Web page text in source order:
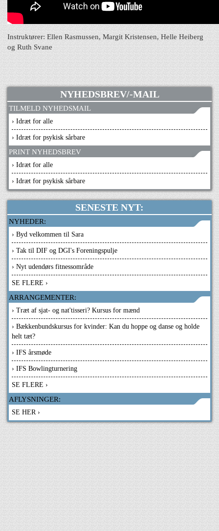
Instruktører: Ellen Rasmussen, Margit Kristensen, Helle Heiberg
og Ruth Svane
NYHEDSBREV/-MAIL
TILMELD NYHEDSMAIL
› Idræt for alle
› Idræt for psykisk sårbare
PRINT NYHEDSBREV
› Idræt for alle
› Idræt for psykisk sårbare
SENESTE NYT:
NYHEDER:
› Byd velkommen til Sara
› Tak til DIF og DGI's Foreningspulje
› Nyt udendørs fitnessområde
SE FLERE ›
ARRANGEMENTER:
› Træt af sjat- og nat'tisseri? Kursus for mænd
› Bækkenbundskursus for kvinder: Kan du hoppe og danse og holde
helt tæt?
› IFS årsmøde
› IFS Bowlingturnering
SE FLERE ›
AFLYSNINGER:
SE HER ›